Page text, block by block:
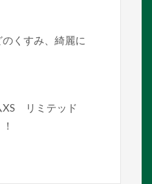
くすみ、綺麗に
XS リミテッド